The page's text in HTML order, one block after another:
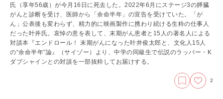
氏（享年56歳）が今月16日に死去した。2022年6月にステージ3の膵臓
がんと診断を受け、医師から「余命半年」の宣告を受けていた。「が
ん」公表後も変わらず、精力的に映画製作に携わり続ける生粋の仕事人
だった叶井氏。哀悼の意を表して、末期がん患者と15人の著名人による
対談本『エンドロール！ 末期がんになった叶井俊太郎と、文化人15人
の“余命半年”論』（サイゾー）より、中学の同級生で伝説のラッパー・K
ダブシャインとの対談を一部抜粋してお届けする。
2